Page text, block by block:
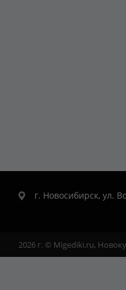
г. Новосибирск, ул.
2026 г. © Migediki.ru,